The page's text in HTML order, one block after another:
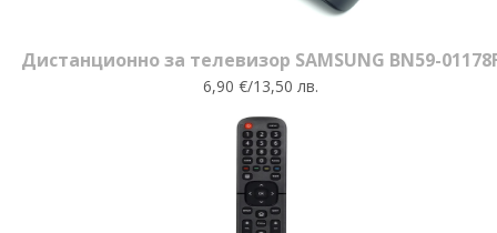
Дистанционно за телевизор SAMSUNG BN59-
6,90 €/13,50 лв.